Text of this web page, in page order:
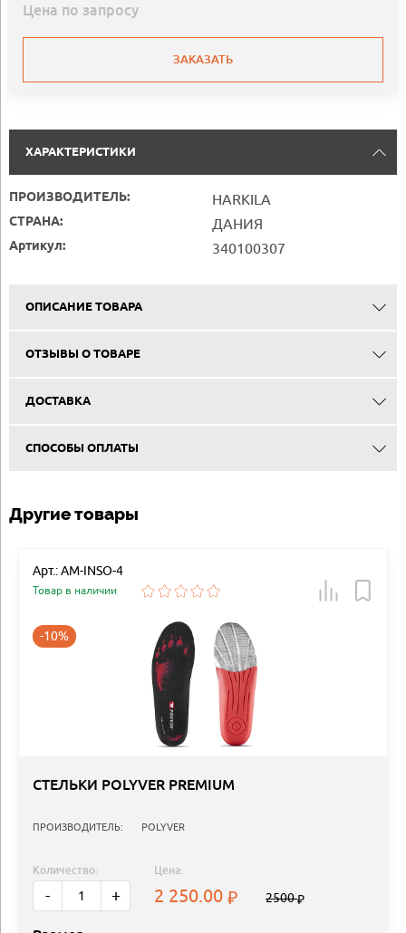
Цена по запросу
ЗАКАЗАТЬ
ХАРАКТЕРИСТИКИ
ПРОИЗВОДИТЕЛЬ: HARKILA
СТРАНА: ДАНИЯ
Артикул: 340100307
ОПИСАНИЕ ТОВАРА
ОТЗЫВЫ О ТОВАРЕ
ДОСТАВКА
СПОСОБЫ ОПЛАТЫ
Другие товары
Арт.: AM-INSO-4
Товар в наличии
-10%
СТЕЛЬКИ POLYVER PREMIUM
ПРОИЗВОДИТЕЛЬ: POLYVER
Количество:
- +
Цена:
2 250.00 2500